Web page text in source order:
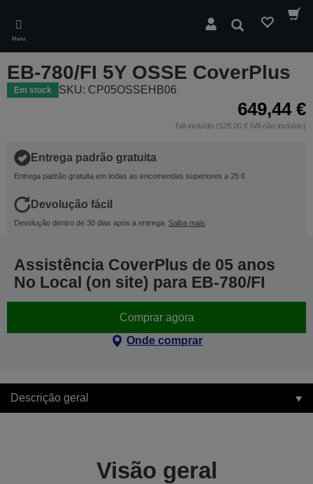
main
content
Menu
Pesquisar
EB-780/FI 5Y OSSE CoverPlus
Em stock SKU: CP05OSSEHB06
649,44 €
IVA incluído (528,00 € IVA não incluído)
Entrega padrão gratuita
Entrega padrão gratuita em todas as encomendas superiores a 25 €
Devolução fácil
Devolução dentro de 30 dias após a entrega. Saiba mais
Assistência CoverPlus de 05 anos
No Local (on site) para EB-780/FI
Comprar agora
Onde comprar
Descrição geral
Visão geral